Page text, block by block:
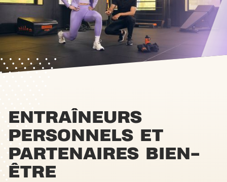
ENTRAÎNEURS
PERSONNELS ET
PARTENAIRES BIEN-
ÊTRE